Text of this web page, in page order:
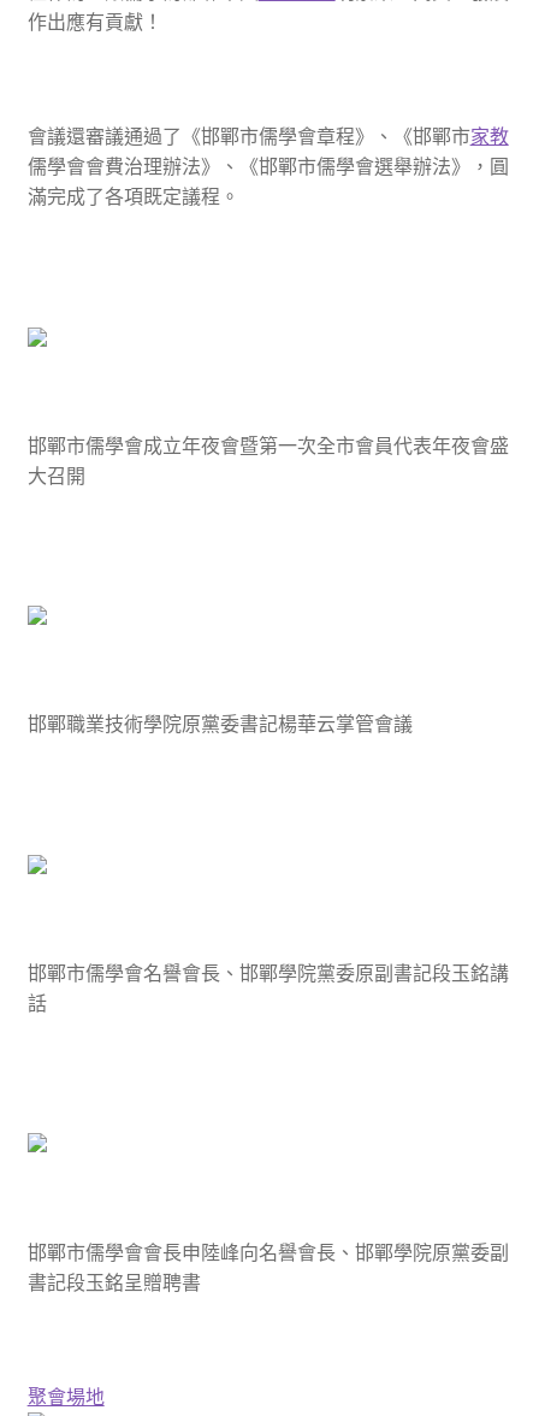
作出應有貢獻！
會議還審議通過了《邯鄲市儒學會章程》、《邯鄲市家教
儒學會會費治理辦法》、《邯鄲市儒學會選舉辦法》，圓
滿完成了各項既定議程。
邯鄲市儒學會成立年夜會暨第一次全市會員代表年夜會盛
大召開
邯鄲職業技術學院原黨委書記楊華云掌管會議
邯鄲市儒學會名譽會長、邯鄲學院黨委原副書記段玉銘講
話
邯鄲市儒學會會長申陸峰向名譽會長、邯鄲學院原黨委副
書記段玉銘呈贈聘書
聚會場地